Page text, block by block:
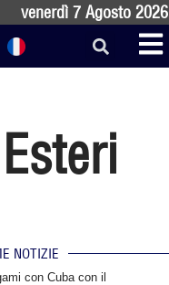
venerdì 7 Agosto 2026
NOTIZIE
con Cuba con il